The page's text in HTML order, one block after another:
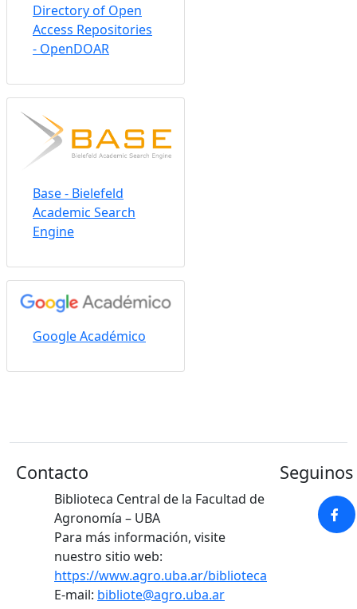
Directory of Open
Access Repositories
- OpenDOAR
Base - Bielefeld
Academic Search
Engine
Google Académico
Contacto
Biblioteca Central de la Facultad de
Agronomía – UBA
Para más información, visite
nuestro sitio web:
https://www.agro.uba.ar/biblioteca
E-mail: bibliote@agro.uba.ar